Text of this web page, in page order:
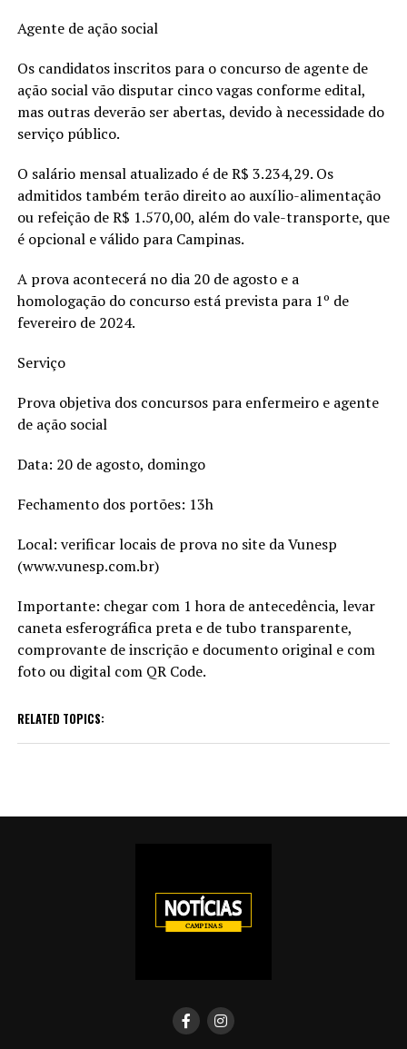
Agente de ação social
Os candidatos inscritos para o concurso de agente de
ação social vão disputar cinco vagas conforme edital,
mas outras deverão ser abertas, devido à necessidade do
serviço público.
O salário mensal atualizado é de R$ 3.234,29. Os
admitidos também terão direito ao auxílio-alimentação
ou refeição de R$ 1.570,00, além do vale-transporte, que
é opcional e válido para Campinas.
A prova acontecerá no dia 20 de agosto e a
homologação do concurso está prevista para 1º de
fevereiro de 2024.
Serviço
Prova objetiva dos concursos para enfermeiro e agente
de ação social
Data: 20 de agosto, domingo
Fechamento dos portões: 13h
Local: verificar locais de prova no site da Vunesp
(www.vunesp.com.br)
Importante: chegar com 1 hora de antecedência, levar
caneta esferográfica preta e de tubo transparente,
comprovante de inscrição e documento original e com
foto ou digital com QR Code.
RELATED TOPICS: